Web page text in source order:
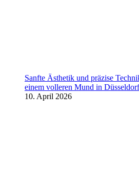
Sanfte Ästhetik und präzise
einem volleren Mund in Düsseldorf
10. April 2026